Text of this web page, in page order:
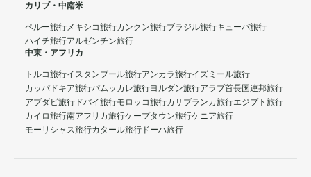
カリブ・中南米
ペルー旅行メキシコ旅行カンクン旅行ブラジル旅行キューバ旅行
ハイチ旅行アルゼンチン旅行
中東・アフリカ
トルコ旅行イスタンブール旅行アンカラ旅行イズミール旅行
カッパドキア旅行パムッカレ旅行ヨルダン旅行アラブ首長国連邦旅行
アブダビ旅行 ドバイ旅行モロッコ旅行カサブランカ旅行エジプト旅行
カイロ旅行南アフリカ旅行ケープタウン旅行ケニア旅行
モーリシャス旅行カタール旅行 ドーハ旅行